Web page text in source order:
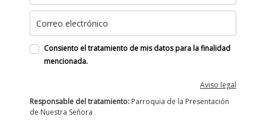
Consiento el tratamiento de mis datos para la finalidad
mencionada.
Aviso legal
Responsable del tratamiento: Parroquia de la Presentación
de Nuestra Señora